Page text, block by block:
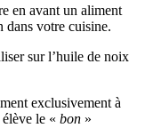
en avant un aliment
dans votre cuisine.
sur l’huile de noix
exclusivement à
le « bon »